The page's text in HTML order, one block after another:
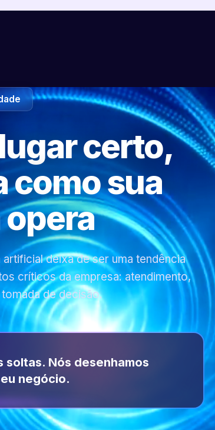
certo,
como sua
deixa de ser uma tendência
críticos da empresa: atendimento,
de decisão.
Nós desenhamos
negócio.